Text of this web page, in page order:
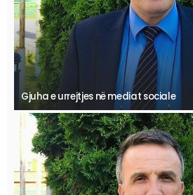
Gjuha e urrejtjes në mediat sociale